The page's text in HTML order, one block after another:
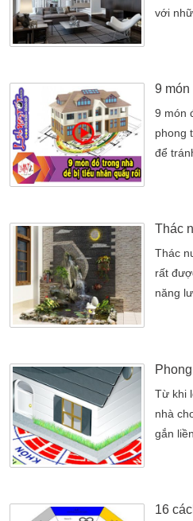
sau
với
khẩu
dáng
nội
quy
9 món
phong
để
dùng
vị trí
đổi vị
lực,
Thác
rất
năng
trong
lại sự
cho
thác
Từ khi
nhà
gắn
cho cơ